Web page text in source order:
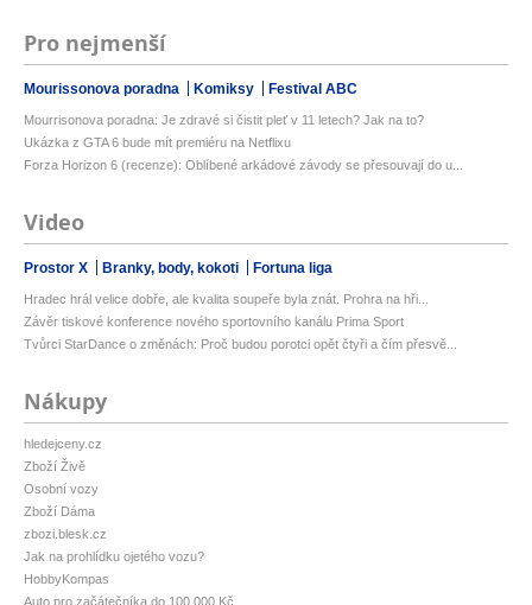
Pro nejmenší
Mourissonova poradna Komiksy Festival ABC
Mourrisonova poradna: Je zdravé si čistit pleť v 11 letech? Jak na to?
Ukázka z GTA 6 bude mít premiéru na Netflixu
Forza Horizon 6 (recenze): Oblíbené arkádové závody se přesouvají do u...
Video
Prostor X Branky, body, kokoti Fortuna liga
Hradec hrál velice dobře, ale kvalita soupeře byla znát. Prohra na hři...
Závěr tiskové konference nového sportovního kanálu Prima Sport
Tvůrci StarDance o změnách: Proč budou porotci opět čtyři a čím přesvě...
Nákupy
hledejceny.cz
Zboží Živě
Osobní vozy
Zboží Dáma
zbozi.blesk.cz
Jak na prohlídku ojetého vozu?
HobbyKompas
Auto pro začátečníka do 100 000 Kč